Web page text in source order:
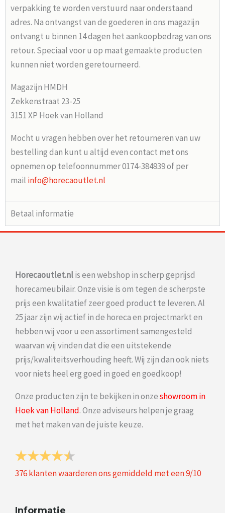
verpakking te worden verstuurd naar onderstaand
adres. Na ontvangst van de goederen in ons magazijn
ontvangt u binnen 14 dagen het aankoopbedrag van ons
retour. Speciaal voor u op maat gemaakte producten
kunnen niet worden geretourneerd.
Magazijn HMDH
Zekkenstraat 23-25
3151 XP Hoek van Holland
Mocht u vragen hebben over het retourneren van uw
bestelling dan kunt u altijd even contact met ons
opnemen op telefoonnummer 0174-384939 of per
mail info@horecaoutlet.nl
Betaal informatie
Horecaoutlet.nlis een webshop in scherp geprijsd
horecameubilair. Onze visie is om tegen de scherpste
prijs een kwalitatief zeer goed product te leveren. Al
25 jaar zijn wij actief in de horeca en projectmarkt en
hebben wij voor u een assortiment samengesteld
waarvan wij vinden dat die een uitstekende
prijs/kwaliteitsverhouding heeft. Wij zijn dan ook niets
voor niets heel erg goed in goed en goedkoop!
Onze producten zijn te bekijken in onzeshowroom in
Hoek van Holland. Onze adviseurs helpen je graag
met het maken van de juiste keuze.
376klanten waarderen ons gemiddeld met een9/10
Informatie